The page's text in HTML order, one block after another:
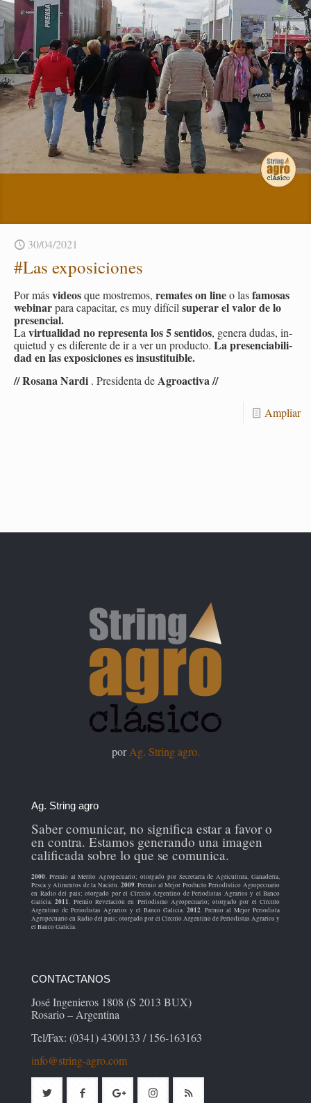
30/04/2021
#Las ex­po­si­cio­nes
Por másvi­deosque mos­tre­mos, re­ma­tes on lineo lasfa­mo­sas
we­bi­narpara ca­pa­ci­tar, es muy di­fí­cil su­perar el valor de lo
pre­sen­cial.
La vir­tua­li­dad no re­pre­sen­ta los 5 sen­ti­dos, ge­ne­ra dudas, in­
quie­tud y es di­fe­ren­te de ir a ver un pro­duc­to. La pre­sen­cia­bi­li­
dad en las ex­po­si­cio­nes es in­sus­ti­tui­ble.
// Ro­sa­na Nardi . Pre­si­den­ta deAgroac­ti­va //
Am­pliar
porAg. String agro.
Ag. String agro
Saber comunicar, no significa estar a favor o
en contra. Estamos generando una imagen
calificada sobre lo que se comunica.
2000. Premio al Mérito Agropecuario; otorgado por Secretaría de Agricultura, Ganadería,
Pesca y Alimentos de la Nación. 2009. Premio al Mejor Producto Periodístico Agropecuario
en Radio del país; otorgado por el Círculo Argentino de Periodistas Agrarios y el Banco
Galicia.2011. Premio Revelación en Periodismo Agropecuario; otorgado por el Círculo
Argentino de Periodistas Agrarios y el Banco Galicia. 2012. Premio al Mejor Periodista
Agropecuario en Radio del país; otorgado por el Círculo Argentino de Periodistas Agrarios y
el Banco Galicia.
CONTACTANOS
José Ingenieros 1808 (S 2013 BUX)
Rosario – Argentina
Tel/Fax: (0341) 4300133 / 156-163163
info@string-agro.com